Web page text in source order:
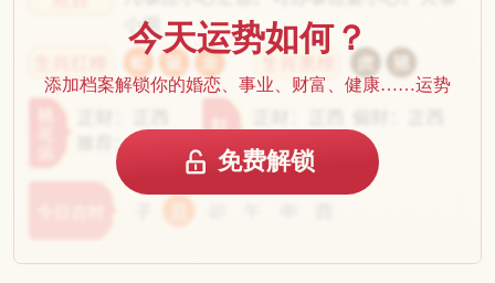
今天运势如何？
添加档案解锁你的婚恋、事业、财富、健康……运势
免费解锁